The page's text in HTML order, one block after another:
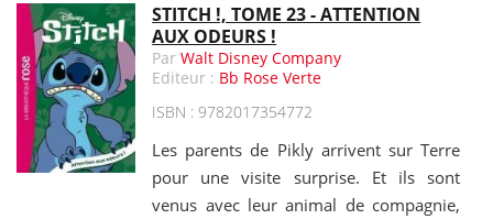
STITCH !, TOME 23 - ATTENTION
AUX ODEURS !
ParWalt Disney Company
Editeur : Bb Rose Verte
ISBN : 9782017354772
Les parents de Pikly arrivent sur Terre
pour une visite surprise. Et ils sont
venus avec leur animal de compagnie,